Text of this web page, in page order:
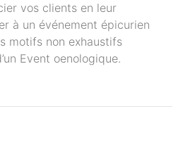
vos clients en leur
à un événement épicurien
motifs non exhaustifs
Event oenologique.